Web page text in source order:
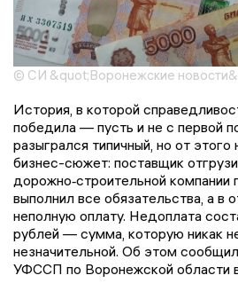
© СИ &quot;Воронежские
История, в которой
победила — пусть и не с первой
разыгрался типичный, но от
бизнес-сюжет: поставщик
дорожно‑строительной компании
выполнил все обязательства, а в
неполную оплату. Недоплата
рублей — сумма, которую никак
незначительной. Об этом
УФССП по Воронежской области в